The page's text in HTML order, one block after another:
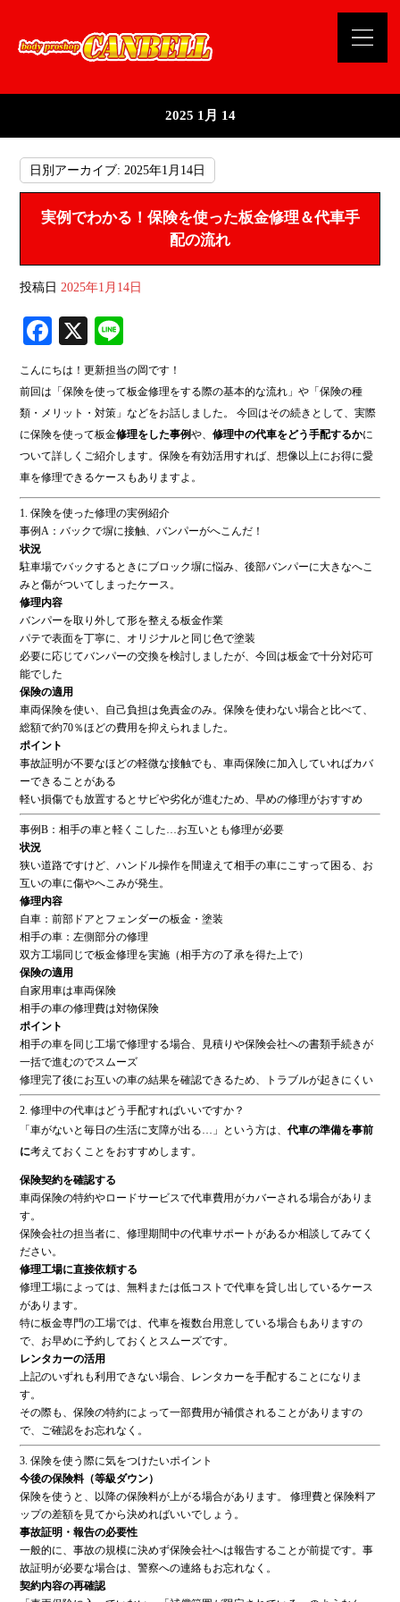
2025 1月 14
日別アーカイブ:2025年1月14日
実例でわかる！保険を使った板金修理＆代車手
配の流れ
投稿日 2025年1月14日
Fa
ce
bo
ok
X
ne
こんにちは！更新担当の岡です！
前回は「保険を使って板金修理をする際の基本的な流れ」や「保険の種
類・メリット・対策」などをお話しました。 今回はその続きとして、実際
に保険を使って板金修理をした事例や、修理中の代車をどう手配するかに
ついて詳しくご紹介します。保険を有効活用すれば、想像以上にお得に愛
車を修理できるケースもありますよ。
1. 保険を使った修理の実例紹介
事例A：バックで塀に接触、バンパーがへこんだ！
状況
駐車場でバックするときにブロック塀に悩み、後部バンパーに大きなへこ
みと傷がついてしまったケース。
修理内容
バンパーを取り外して形を整える板金作業
パテで表面を丁寧に、オリジナルと同じ色で塗装
必要に応じてバンパーの交換を検討しましたが、今回は板金で十分対応可
能でした
保険の適用
車両保険を使い、自己負担は免責金のみ。保険を使わない場合と比べて、
総額で約70％ほどの費用を抑えられました。
ポイント
事故証明が不要なほどの軽微な接触でも、車両保険に加入していればカバ
ーできることがある
軽い損傷でも放置するとサビや劣化が進むため、早めの修理がおすすめ
事例B：相手の車と軽くこした…お互いとも修理が必要
状況
狭い道路ですけど、ハンドル操作を間違えて相手の車にこすって困る、お
互いの車に傷やへこみが発生。
修理内容
自車：前部ドアとフェンダーの板金・塗装
相手の車：左側部分の修理
双方工場同じで板金修理を実施（相手方の了承を得た上で）
保険の適用
自家用車は車両保険
相手の車の修理費は対物保険
ポイント
相手の車を同じ工場で修理する場合、見積りや保険会社への書類手続きが
一括で進むのでスムーズ
修理完了後にお互いの車の結果を確認できるため、トラブルが起きにくい
2. 修理中の代車はどう手配すればいいですか？
「車がないと毎日の生活に支障が出る…」という方は、代車の準備を事前
に考えておくことをおすすめします。
保険契約を確認する
車両保険の特約やロードサービスで代車費用がカバーされる場合がありま
す。
保険会社の担当者に、修理期間中の代車サポートがあるか相談してみてく
ださい。
修理工場に直接依頼する
修理工場によっては、無料または低コストで代車を貸し出しているケース
があります。
特に板金専門の工場では、代車を複数台用意している場合もありますの
で、お早めに予約しておくとスムーズです。
レンタカーの活用
上記のいずれも利用できない場合、レンタカーを手配することになりま
す。
その際も、保険の特約によって一部費用が補償されることがありますの
で、ご確認をお忘れなく。
3. 保険を使う際に気をつけたいポイント
今後の保険料（等級ダウン）
保険を使うと、以降の保険料が上がる場合があります。 修理費と保険料ア
ップの差額を見てから決めればいいでしょう。
事故証明・報告の必要性
一般的に、事故の規模に決めず保険会社へは報告することが前提です。事
故証明が必要な場合は、警察への連絡もお忘れなく。
契約内容の再確認